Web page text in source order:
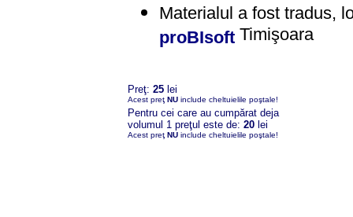
Materialul a fost tradus,
proBIsoft Timişoara
Preţ: 25 lei
Acest preţ NU include cheltuielile poştale!
Pentru cei care au cumpărat deja
volumul 1 preţul este de: 20 lei
Acest preţ NU include cheltuielile poştale!